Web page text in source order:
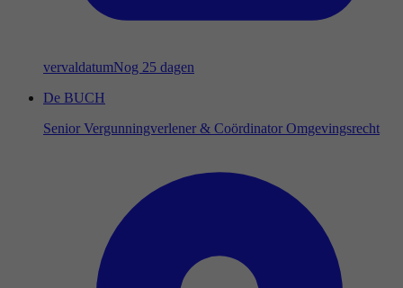
vervaldatumNog 25 dagen
De BUCH
Senior Vergunningverlener & Coördinator Omgevingsrecht